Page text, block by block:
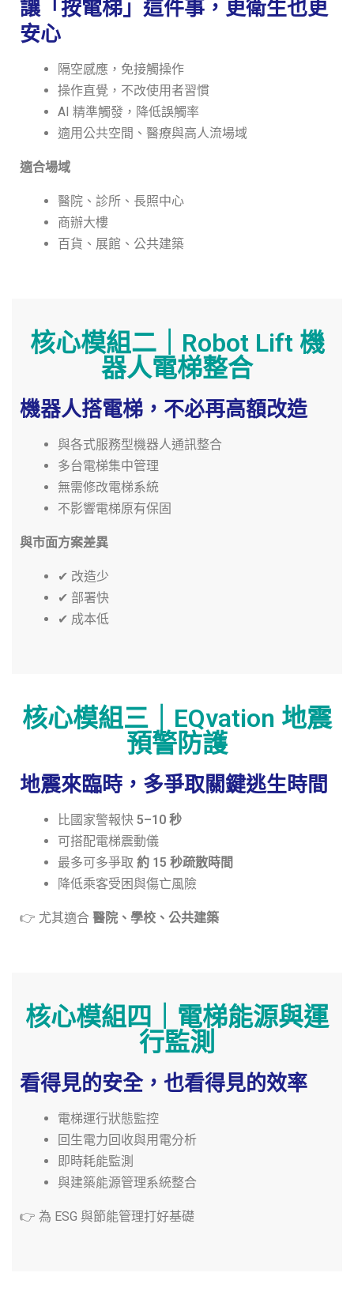
讓「按電梯」這件事，更衛生也更
安心
隔空感應，免接觸操作
操作直覺，不改使用者習慣
AI 精準觸發，降低誤觸率
適用公共空間、醫療與高人流場域
適合場域
醫院、診所、長照中心
商辦大樓
百貨、展館、公共建築
核心模組二｜Robot Lift 機
器人電梯整合
機器人搭電梯，不必再高額改造
與各式服務型機器人通訊整合
多台電梯集中管理
無需修改電梯系統
不影響電梯原有保固
與市面方案差異
✔ 改造少
✔ 部署快
✔ 成本低
核心模組三｜EQvation 地震
預警防護
地震來臨時，多爭取關鍵逃生時間
比國家警報快 5–10 秒
可搭配電梯震動儀
最多可多爭取 約 15 秒疏散時間
降低乘客受困與傷亡風險
👉 尤其適合 醫院、學校、公共建築
核心模組四｜電梯能源與運
行監測
看得見的安全，也看得見的效率
電梯運行狀態監控
回生電力回收與用電分析
即時耗能監測
與建築能源管理系統整合
👉 為 ESG 與節能管理打好基礎